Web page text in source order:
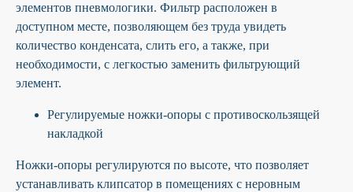
элементов пневмологики. Фильтр расположен в
доступном месте, позволяющем без труда увидеть
количество конденсата, слить его, а также, при
необходимости, с легкостью заменить фильтрующий
элемент.
Регулируемые ножки-опоры с противоскользящей
накладкой
Ножки-опоры регулируются по высоте, что позволяет
устанавливать клипсатор в помещениях с неровным